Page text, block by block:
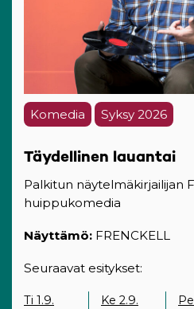
Komedia Syksy 2026
Täydellinen lauantai
Palkitun näytelmäkirjailijan
huippukomedia
Näyttämö: FRENCKELL
Seuraavat esitykset:
Ti 1.9.
Ke 2.9.